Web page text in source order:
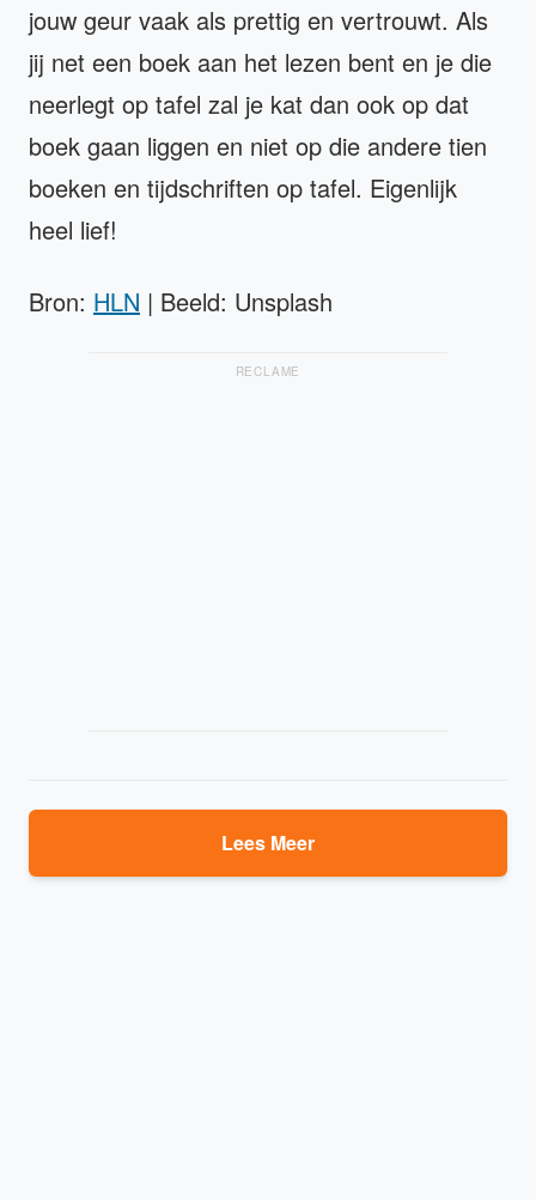
jouw geur vaak als prettig en vertrouwt. Als
jij net een boek aan het lezen bent en je die
neerlegt op tafel zal je kat dan ook op dat
boek gaan liggen en niet op die andere tien
boeken en tijdschriften op tafel. Eigenlijk
heel lief!
Bron: HLN | Beeld: Unsplash
RECLAME
Lees Meer